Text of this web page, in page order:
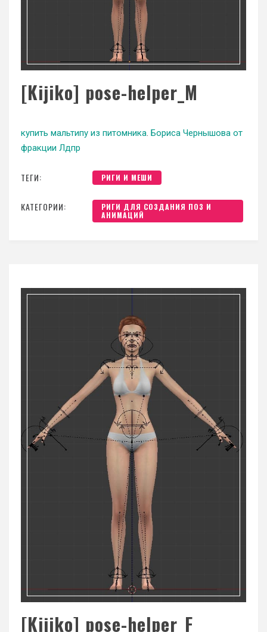
[Kijiko] pose-helper_M
купить мальтипу из питомника. Бориса Чернышова от
фракции Лдпр
ТЕГИ: РИГИ И МЕШИ
КАТЕГОРИИ:
РИГИ ДЛЯ СОЗДАНИЯ ПОЗ И
АНИМАЦИЙ
[Kijiko] pose-helper_F